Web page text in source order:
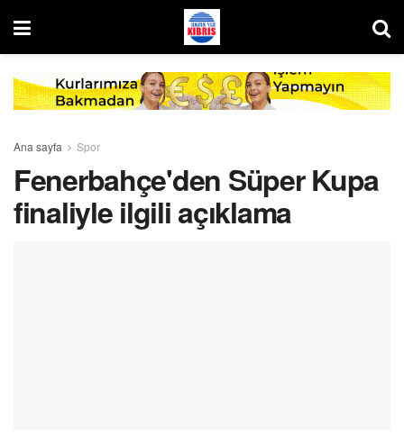
Ana sayfa Spor
Fenerbahçe'den Süper Kupa
finaliyle ilgili açıklama